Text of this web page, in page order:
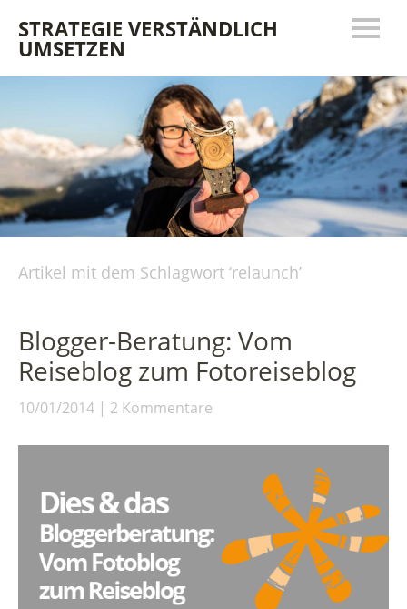
STRATEGIE VERSTÄNDLICH
UMSETZEN
Artikel mit dem Schlagwort ‘relaunch’
Blogger-Beratung: Vom
Reiseblog zum Fotoreiseblog
10/01/2014 2 Kommentare